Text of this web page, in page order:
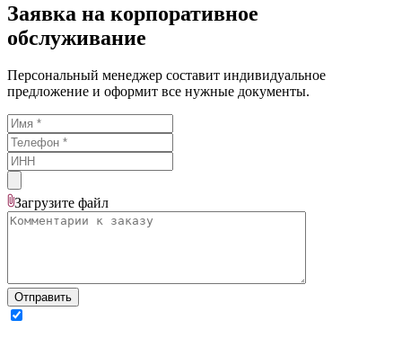
Заявка на корпоративное
обслуживание
Персональный менеджер составит индивидуальное
предложение и оформит все нужные документы.
Загрузите файл
Отправить